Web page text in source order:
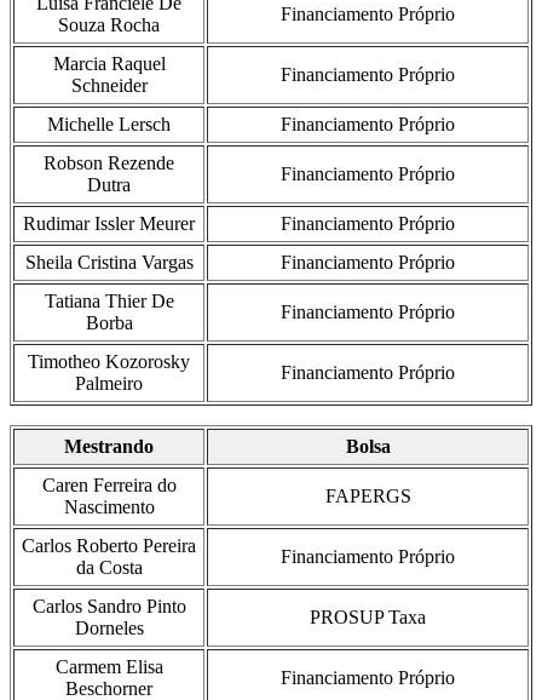
Souza Rocha
Financiamento Próprio
Marcia Raquel
Schneider
Financiamento Próprio
Michelle Lersch
Financiamento Próprio
Robson Rezende
Dutra
Financiamento Próprio
Rudimar Issler Meurer
Financiamento Próprio
Sheila Cristina Vargas
Financiamento Próprio
Tatiana Thier De
Borba
Financiamento Próprio
Timotheo Kozorosky
Palmeiro
Financiamento Próprio
Mestrando
Bolsa
Caren Ferreira do
Nascimento
FAPERGS
Carlos Roberto Pereira
da Costa
Financiamento Próprio
Carlos Sandro Pinto
Dorneles
PROSUP Taxa
Carmem Elisa
Beschorner
Financiamento Próprio